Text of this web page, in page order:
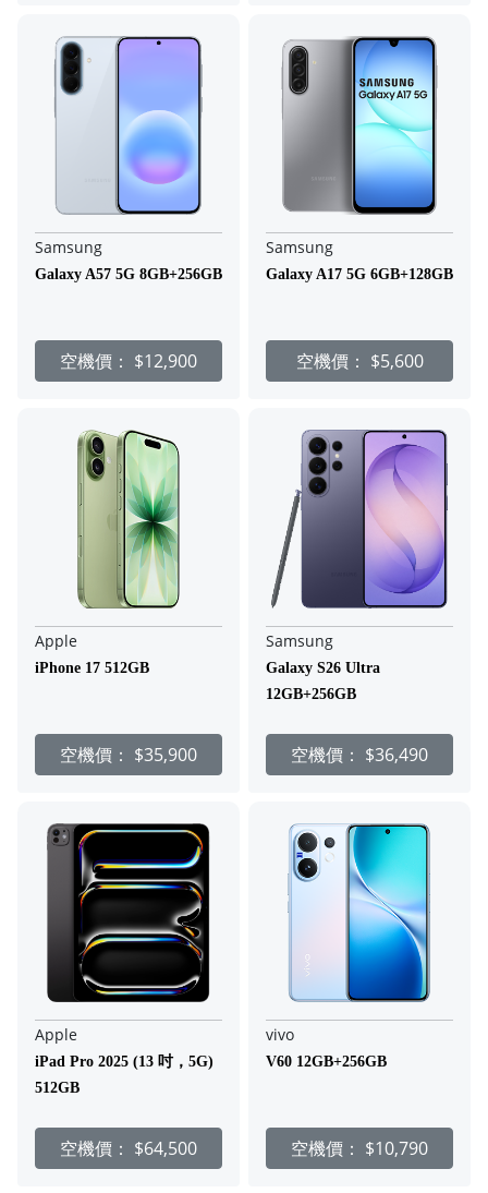
Samsung
Galaxy A57 5G 8GB+256GB
空機價： $12,900
Samsung
Galaxy A17 5G 6GB+128GB
空機價： $5,600
Apple
iPhone 17 512GB
空機價： $35,900
Samsung
Galaxy S26 Ultra
12GB+256GB
空機價： $36,490
Apple
iPad Pro 2025 (13 吋，5G)
512GB
空機價： $64,500
vivo
V60 12GB+256GB
空機價： $10,790